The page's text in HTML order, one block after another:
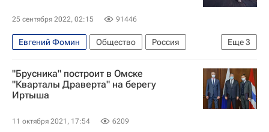
25 сентября 2022, 02:15 91446
Еще3
Евгений Фомин Общество
Россия
Психиатрия
Психика
Обсессивно-компульсивное расстройство
"Брусника" построит в Омске
"Кварталы Драверта" на берегу
Иртыша
11 октября 2021, 17:54 6209